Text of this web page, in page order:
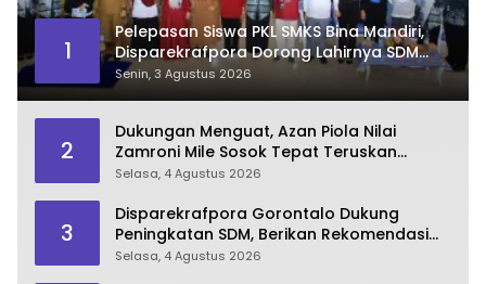
1
Pelepasan Siswa PKL SMKS Bina Mandiri,
Disparekrafpora Dorong Lahirnya SDM
Pariwisata Unggul
Senin, 3 Agustus 2026
2
Dukungan Menguat, Azan Piola Nilai
Zamroni Mile Sosok Tepat Teruskan
Pembangunan Bone Bolango
Selasa, 4 Agustus 2026
3
Disparekrafpora Gorontalo Dukung
Peningkatan SDM, Berikan Rekomendasi
Studi S3 bagi Pegawai
Selasa, 4 Agustus 2026